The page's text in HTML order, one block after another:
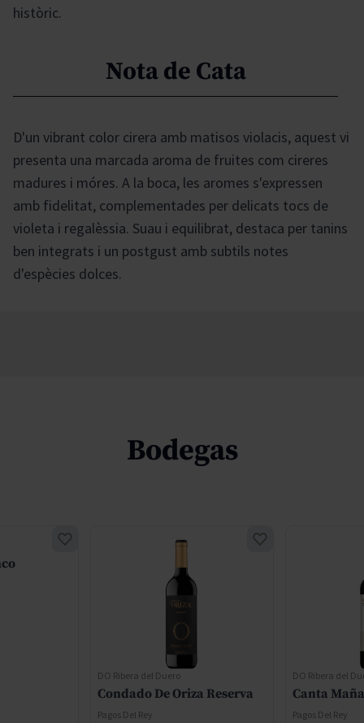
històric.
Nota de Cata
D'un vibrant color cirera amb matisos violacis, aquest vi
presenta una marcada aroma de fruites com cireres
madures i móres. A la boca, les aromes s'expressen
amb fidelitat, complementades per delicats tocs de
violeta i regalèssia. Suau i equilibrat, destaca per tanins
ben integrats i un postgust amb subtils notes
d'espècies dolces.
Bodegas
DO Ribera del Duero
Condado De Oriza Reserva
Pagos Del Rey
DO Ribera del
Canta
Pagos Del Rey